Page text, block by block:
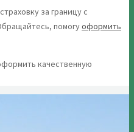
за границу с
помогуоформить
качественную